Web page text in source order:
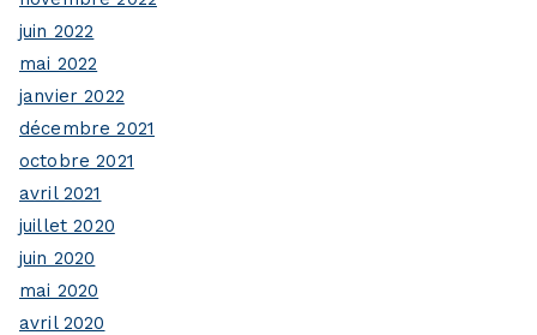
juin 2022
mai 2022
janvier 2022
décembre 2021
octobre 2021
avril 2021
juillet 2020
juin 2020
mai 2020
avril 2020